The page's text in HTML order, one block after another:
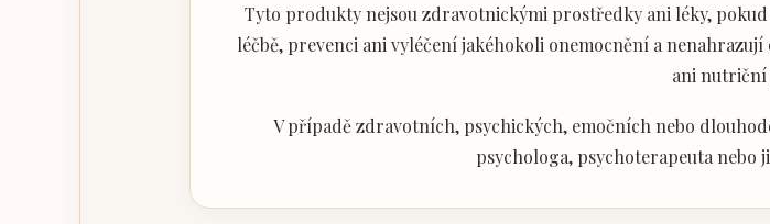
Tyto produkty nejsou zdravotnickými prostředky ani léky,
léčbě, prevenci ani vyléčení jakéhokoli onemocnění a
ani nutriční
V případě zdravotních, psychických, emočních nebo
psychologa, psychoterapeuta